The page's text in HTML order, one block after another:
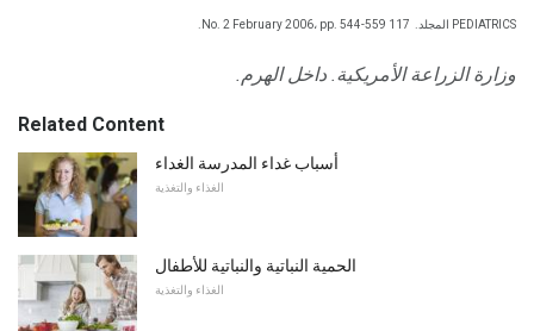
PEDIATRICS المجلد. 117 No. 2 February 2006، pp. 544-559.
وزارة الزراعة الأمريكية. داخل الهرم.
Related Content
أسباب غداء المدرسة الغداء
الغذاء والتغذية
الحمية النباتية والنباتية للأطفال
الغذاء والتغذية